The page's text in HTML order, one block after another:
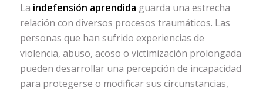
La indefensión aprendida guarda una estrecha
relación con diversos procesos traumáticos. Las
personas que han sufrido experiencias de
violencia, abuso, acoso o victimización prolongada
pueden desarrollar una percepción de incapacidad
para protegerse o modificar sus circunstancias,